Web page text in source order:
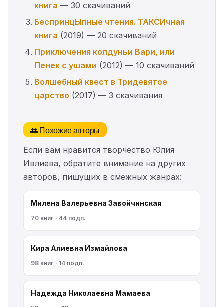
книга — 30 скачиваний
БеспринцЫпные чтения. ТАКСИчная
книга (2019) — 20 скачиваний
Приключения колдуньи Вари, или
Пенек с ушами (2012) — 10 скачиваний
Волшебный квест в Тридевятое
царство (2017) — 3 скачивания
👥 Похожие авторы
Если вам нравится творчество Юлия
Ивлиева, обратите внимание на других
авторов, пишущих в смежных жанрах:
Милена Валерьевна Завойчинская
70 книг · 44 подп.
Кира Алиевна Измайлова
98 книг · 14 подп.
Надежда Николаевна Мамаева